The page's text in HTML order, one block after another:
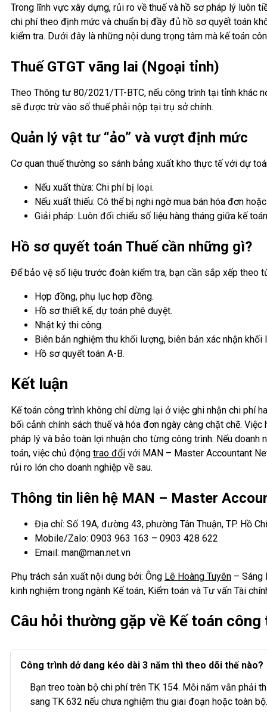
Trong lĩnh vực xây dựng, rủi ro về thuế và hồ sơ pháp lý luôn
chi phí theo định mức và chuẩn bị đầy đủ hồ sơ quyết toán
kiểm tra. Dưới đây là những nội dung trọng tâm mà kế toán
Thuế GTGT vãng lai (Ngoại tỉnh)
Theo Thông tư 80/2021/TT-BTC, nếu công trình tại tỉnh khác
sẽ được trừ vào số thuế phải nộp tại trụ sở chính.
Quản lý vật tư “ảo” và vượt định mức
Cơ quan thuế thường so sánh bảng xuất kho thực tế với dự
Nếu xuất thừa: Chi phí bị loại.
Nếu xuất thiếu: Có thể bị nghi ngờ mua bán hóa đơn
Giải pháp: Luôn đối chiếu số liệu hàng tháng giữa kế
Hồ sơ quyết toán Thuế cần những gì?
Để bảo vệ số liệu trước đoàn kiểm tra, bạn cần sắp xếp theo
Hợp đồng, phụ lục hợp đồng.
Hồ sơ thiết kế, dự toán phê duyệt.
Nhật ký thi công.
Biên bản nghiệm thu khối lượng, biên bản xác nhận khối
Hồ sơ quyết toán A-B.
Kết luận
Kế toán công trình không chỉ dừng lại ở việc ghi nhận chi phí
bối cảnh chính sách thuế và hóa đơn ngày càng chặt chẽ.
pháp lý và bảo toàn lợi nhuận cho từng công trình. Nếu
toán, việc chủ động trao đổi với MAN – Master Accountant
rủi ro lớn cho doanh nghiệp về sau.
Thông tin liên hệ MAN – Master
Địa chỉ: Số 19A, đường 43, phường Tân Thuận, TP. Hồ
Mobile/Zalo: 0903 963 163 – 0903 428 622
Email: man@man.net.vn
Phụ trách sản xuất nội dung bởi: Ông Lê Hoàng Tuyên – Sáng
kinh nghiệm trong ngành Kế toán, Kiểm toán và Tư vấn Tài
Câu hỏi thường gặp về Kế toán công
Công trình dở dang kéo dài 3 năm thì theo dõi thế nào?
Bạn treo toàn bộ chi phí trên TK 154. Mỗi năm vẫn phải
sang TK 632 nếu chưa nghiệm thu giai đoạn hoặc toàn bộ.